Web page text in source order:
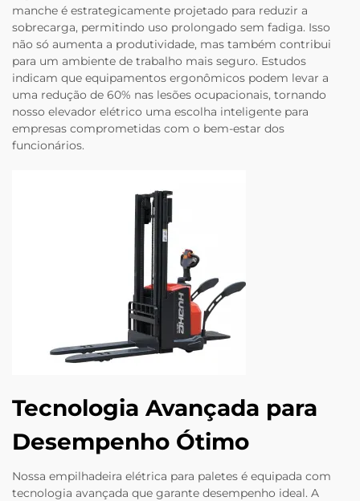
manche é estrategicamente projetado para reduzir a
sobrecarga, permitindo uso prolongado sem fadiga. Isso
não só aumenta a produtividade, mas também contribui
para um ambiente de trabalho mais seguro. Estudos
indicam que equipamentos ergonômicos podem levar a
uma redução de 60% nas lesões ocupacionais, tornando
nosso elevador elétrico uma escolha inteligente para
empresas comprometidas com o bem-estar dos
funcionários.
Tecnologia Avançada para
Desempenho Ótimo
Nossa empilhadeira elétrica para paletes é equipada com
tecnologia avançada que garante desempenho ideal. A